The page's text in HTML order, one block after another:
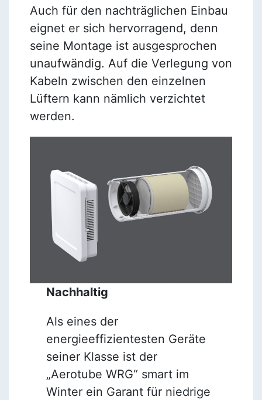
Auch für den nachträglichen Einbau
eignet er sich hervorragend, denn
seine Montage ist ausgesprochen
unaufwändig. Auf die Verlegung von
Kabeln zwischen den einzelnen
Lüftern kann nämlich verzichtet
werden.
Nachhaltig
Als eines der
energieeffizientesten Geräte
seiner Klasse ist der
„Aerotube WRG“ smart im
Winter ein Garant für niedrige